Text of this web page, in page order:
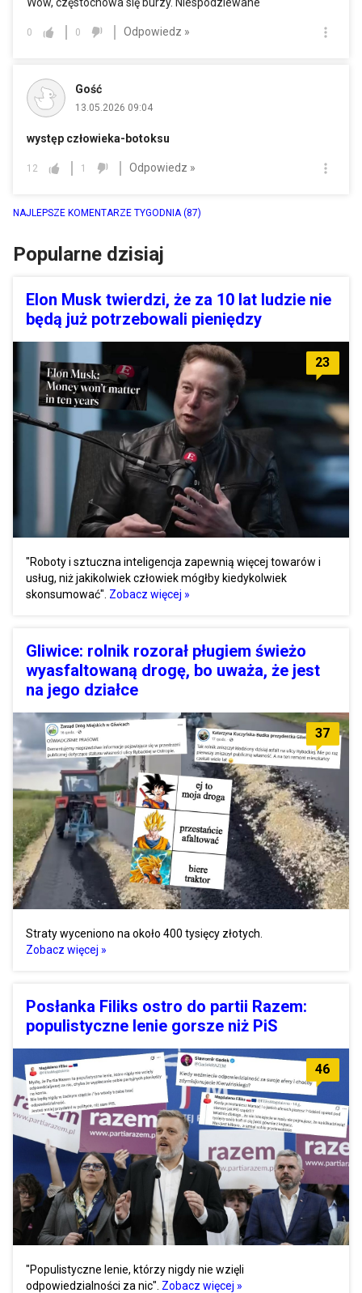
0 0 Odpowiedz »
Gość
13.05.2026 09:04
występ człowieka-botoksu
12 1 Odpowiedz »
NAJLEPSZE KOMENTARZE TYGODNIA (87)
Popularne dzisiaj
Elon Musk twierdzi, że za 10 lat ludzie nie
będą już potrzebowali pieniędzy
23
"Roboty i sztuczna inteligencja zapewnią więcej towarów i
usług, niż jakikolwiek człowiek mógłby kiedykolwiek
skonsumować". Zobacz więcej »
Gliwice: rolnik rozorał pługiem świeżo
wyasfaltowaną drogę, bo uważa, że jest
na jego działce
37
Straty wyceniono na około 400 tysięcy złotych.
Zobacz więcej »
Posłanka Filiks ostro do partii Razem:
populistyczne lenie gorsze niż PiS
46
"Populistyczne lenie, którzy nigdy nie wzięli
odpowiedzialności za nic". Zobacz więcej »